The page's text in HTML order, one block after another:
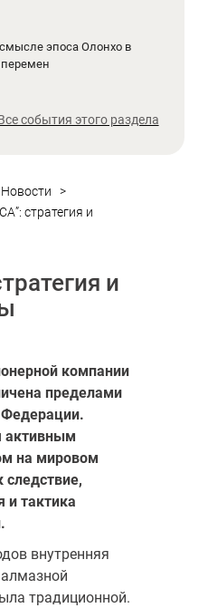
эпоса Олонхо в
перемен
события этого раздела
Новости
>
стратегия и
и
компании
пределами
Федерации.
активным
на мировом
и тактика
внутренняя
традиционной.